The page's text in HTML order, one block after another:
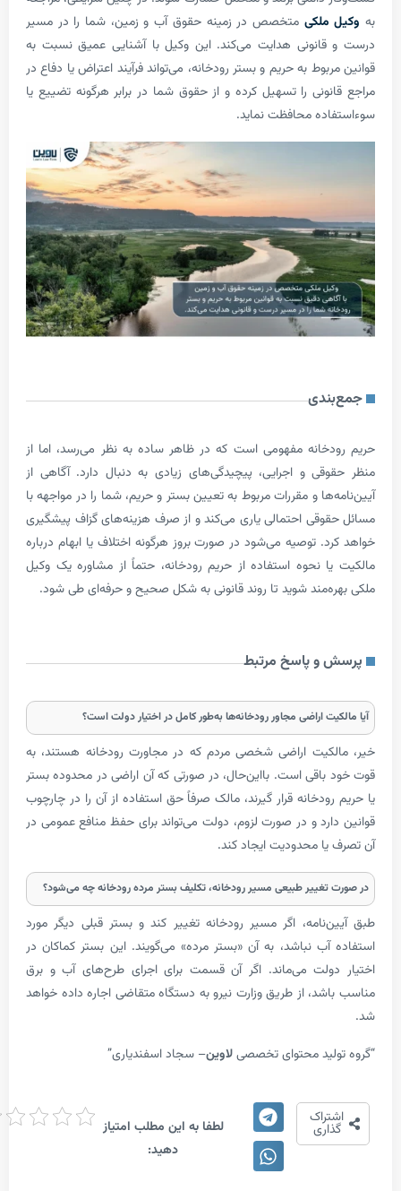
متخصص در زمینه حقوق آب و زمین، شما را در مسیر
هدایت می‌کند. این وکیل با آشنایی عمیق نسبت به
به حریم و بستر رودخانه، می‌تواند فرآیند اعتراض یا دفاع در
را تسهیل کرده و از حقوق شما در برابر هرگونه تضییع یا
محافظت نماید.
مفهومی است که در ظاهر ساده به نظر می‌رسد، اما از
و اجرایی، پیچیدگی‌های زیادی به دنبال دارد. آگاهی از
و مقررات مربوط به تعیین بستر و حریم، شما را در مواجهه با
احتمالی یاری می‌کند و از صرف هزینه‌های گزاف پیشگیری
توصیه می‌شود در صورت بروز هرگونه اختلاف یا ابهام درباره
نحوه استفاده از حریم رودخانه، حتماً از مشاوره یک وکیل
شوید تا روند قانونی به شکل صحیح و حرفه‌ای طی شود.
و پاسخ مرتبط
اراضی مجاور رودخانه‌ها به‌طور کامل در اختیار دولت است؟
اراضی شخصی مردم که در مجاورت رودخانه هستند، به
است. بااین‌حال، در صورتی که آن اراضی در محدوده بستر
قرار گیرند، مالک صرفاً حق استفاده از آن را در چارچوب
و در صورت لزوم، دولت می‌تواند برای حفظ منافع عمومی در
محدودیت ایجاد کند.
طبیعی مسیر رودخانه، تکلیف بستر مرده رودخانه چه می‌شود؟
اگر مسیر رودخانه تغییر کند و بستر قبلی دیگر مورد
آب نباشد، به آن «بستر مرده» می‌گویند. این بستر کماکان در
می‌ماند. اگر آن قسمت برای اجرای طرح‌های آب و برق
از طریق وزارت نیرو به دستگاه متقاضی اجاره داده خواهد
محتوای تخصصیلاوین– سجاد اسفندیاری”
لطفا به این مطلب امتیاز
امتیاز
دهی